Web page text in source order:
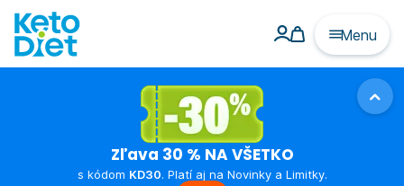
Menu
Zľava 30 % NA VŠETKO
s kódom KD30. Platí aj na Novinky a Limitky.